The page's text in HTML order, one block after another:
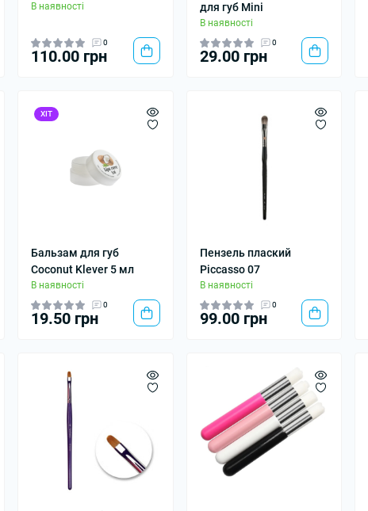
В наявності
0
110.00 грн
для губ Mini
В наявності
0
29.00 грн
ХІТ
Бальзам для губ
Coconut Klever 5 мл
В наявності
0
19.50 грн
Пензель плаский
Piccasso 07
В наявності
0
99.00 грн